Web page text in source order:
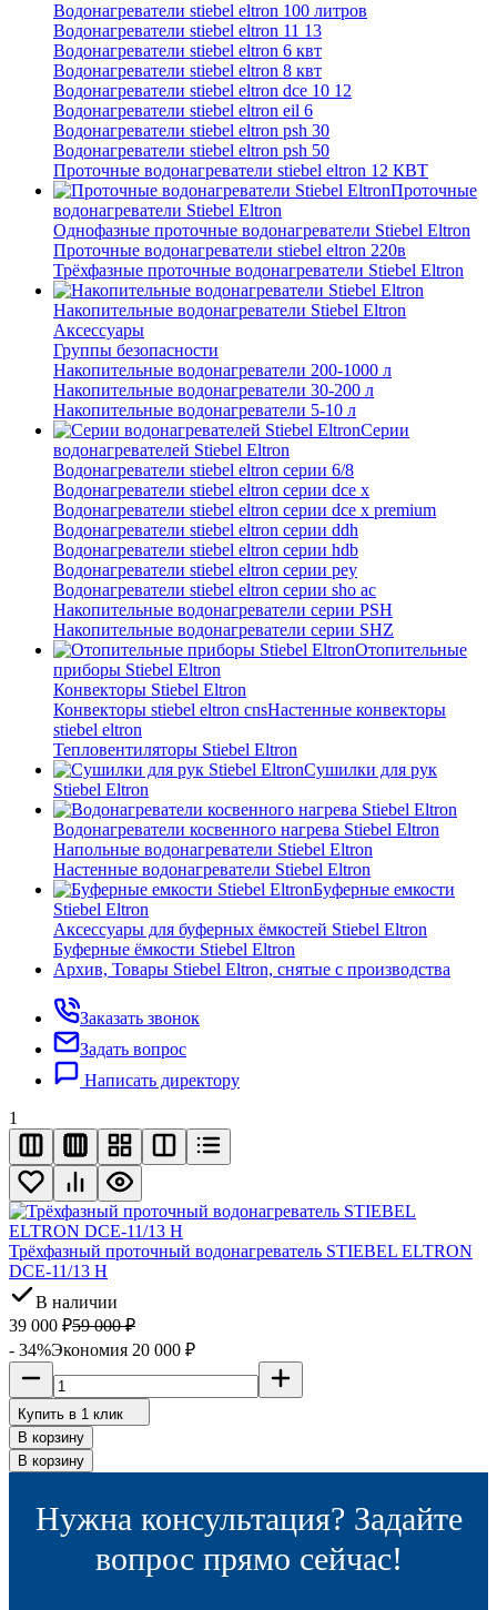
Водонагреватели stiebel eltron 100 литров
Водонагреватели stiebel eltron 11 13
Водонагреватели stiebel eltron 6 квт
Водонагреватели stiebel eltron 8 квт
Водонагреватели stiebel eltron dce 10 12
Водонагреватели stiebel eltron eil 6
Водонагреватели stiebel eltron psh 30
Водонагреватели stiebel eltron psh 50
Проточные водонагреватели stiebel eltron 12 КВТ
Проточные
водонагреватели Stiebel Eltron
Однофазные проточные водонагреватели Stiebel Eltron
Проточные водонагреватели stiebel eltron 220в
Трёхфазные проточные водонагреватели Stiebel Eltron
Накопительные водонагреватели Stiebel Eltron
Аксессуары
Группы безопасности
Накопительные водонагреватели 200-1000 л
Накопительные водонагреватели 30-200 л
Накопительные водонагреватели 5-10 л
Серии
водонагревателей Stiebel Eltron
Водонагреватели stiebel eltron серии 6/8
Водонагреватели stiebel eltron серии dce x
Водонагреватели stiebel eltron серии dce x premium
Водонагреватели stiebel eltron серии ddh
Водонагреватели stiebel eltron серии hdb
Водонагреватели stiebel eltron серии pey
Водонагреватели stiebel eltron серии sho ac
Накопительные водонагреватели серии PSH
Накопительные водонагреватели серии SHZ
Отопительные
приборы Stiebel Eltron
Конвекторы Stiebel Eltron
Конвекторы stiebel eltron cnsНастенные конвекторы
stiebel eltron
Тепловентиляторы Stiebel Eltron
Сушилки для рук
Stiebel Eltron
Водонагреватели косвенного нагрева Stiebel Eltron
Напольные водонагреватели Stiebel Eltron
Настенные водонагреватели Stiebel Eltron
Буферные емкости
Stiebel Eltron
Аксессуары для буферных ёмкостей Stiebel Eltron
Буферные ёмкости Stiebel Eltron
Архив, Товары Stiebel Eltron, снятые с производства
Заказать звонок
Задать вопрос
Написать директору
1
Трёхфазный проточный водонагреватель STIEBEL ELTRON
DCE-11/13 H
В наличии
39 000 ₽59 000₽
- 34%Экономия 20 000 ₽
Купить в 1 клик
В корзину
В корзину
Нужна консультация? Задайте
вопрос прямо сейчас!